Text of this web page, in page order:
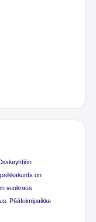
on
vuokraus
Päätoimipaikka